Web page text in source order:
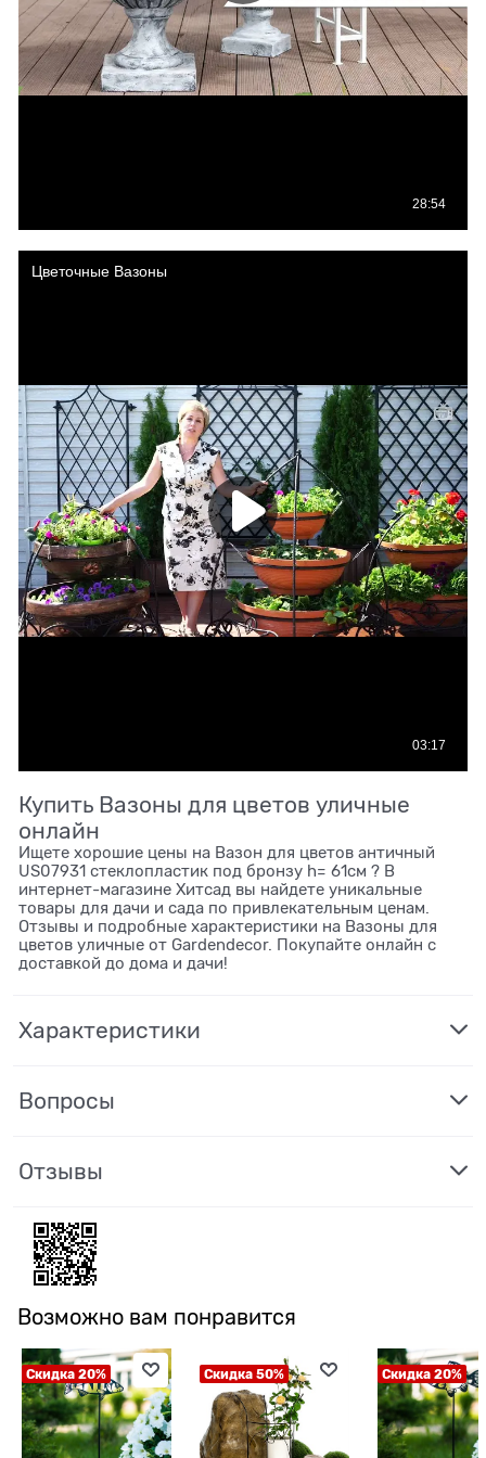
Купить Вазоны для цветов уличные
онлайн
Ищете хорошие цены на Вазон для цветов античный
US07931 стеклопластик под бронзу h= 61см ? В
интернет-магазине Хитсад вы найдете уникальные
товары для дачи и сада по привлекательным ценам.
Отзывы и подробные характеристики на Вазоны для
цветов уличные от Gardendecor. Покупайте онлайн с
доставкой до дома и дачи!
Характеристики
Вопросы
Отзывы
Возможно вам понравится
Скидка 20% Скидка 50% Скидка 20%